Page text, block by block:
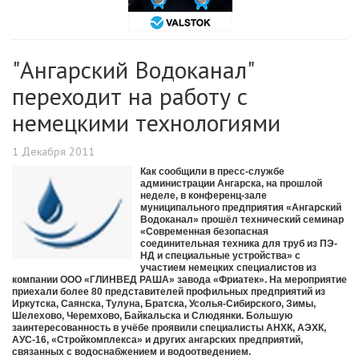
"Ангарский Водоканал"
переходит на работу с
немецкими технологиями
1 Декабря 2011
Как сообщили в пресс-службе
администрации Ангарска, на прошлой
неделе, в конференц-зале
муниципального предприятия «Ангарский
Водоканал» прошёл технический семинар
«Современная безопасная
соединительная техника для труб из ПЭ-
НД и специальные устройства» с
участием немецких специалистов из
компании ООО «ГЛИНВЕД РАША» завода «Фриатек». На мероприятие
приехали более 80 представителей профильных предприятий из
Иркутска, Саянска, Тулуна, Братска, Усолья-Сибирского, Зимы,
Шелехово, Черемхово, Байкальска и Слюдянки. Большую
заинтересованность в учёбе проявили специалисты АНХК, АЭХК,
АУС-16, «Стройкомплекса» и других ангарских предприятий,
связанных с водоснабжением и водоотведением.